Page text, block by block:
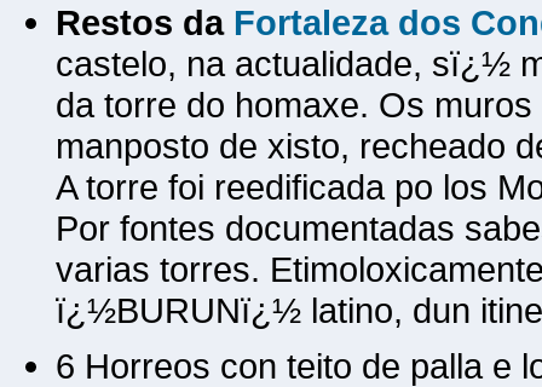
Restos da Fortaleza dos
castelo, na actualidade, sï¿½
da torre do homaxe. Os
manposto de xisto, recheado
A torre foi reedificada po los
Por fontes documentadas
varias torres.
ï¿½BURUNï¿½ latino, dun
6 Horreos con teito de palla e